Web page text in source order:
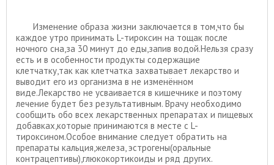
Изменение образа жизни заключается в том,что бы
каждое утро принимать L-тироксин на тощак после
ночного сна,за 30 минут до еды,запив водой.Нельзя сразу
есть и в особенности продукты содержащие
клетчатку,так как клетчатка захватывает лекарство и
выводит его из организма в не изменённом
виде.Лекарство не усваивается в кишечнике и поэтому
лечение будет без результативным. Врачу необходимо
сообщить обо всех лекарственных препаратах и пищевых
добавках,которые принимаются в месте с L-
тироксином.Особое внимание следует обратить на
препараты кальция,железа, эстрогены(оральные
контрацептивы),глюкокортикоиды и ряд других.